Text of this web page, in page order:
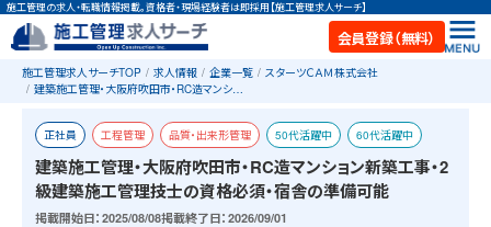
施工管理の求人・転職情報掲載。資格者・現場経験者は即採用【施工管理求人サーチ】
会員登録（無料）
施工管理求人サーチTOP 求人情報 企業一覧
スターツＣＡＭ株式会社
建築施工管理・大阪府吹田市・RC造マンシ…
正社員 工程管理 品質・出来形管理 50代活躍中 60代活躍中
お祝い金あり RC造 マンション/アパート 新築
二級建築施工管理技士 宿舎あり
建築施工管理・大阪府吹田市・RC造マンション新築工事・2
級建築施工管理技士の資格必須・宿舎の準備可能
掲載開始日：2025/08/08掲載終了日：2026/09/01